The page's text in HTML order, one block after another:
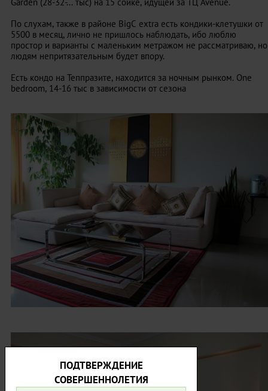
ПОДТВЕРЖДЕНИЕ
СОВЕРШЕННОЛЕТИЯ
По слухам, также в районе BigC extra есть кондики-клетушки от
5500 в месяц, лично не пришлось наблюдать, ибо люблю
простор и варианты с маленьким метражом не рассматриваю, но
людям непритязательным будет впору.
Есть кондо на Теппразите, находится за ночным рынком. One
bedroom, 14-16 тыс в зависимости от сезона